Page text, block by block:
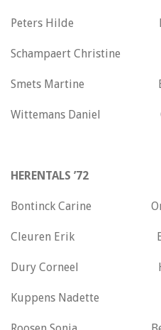
Peters Hilde
Schampaert Christine
Smets Martine
Wittemans Daniel
HERENTALS ’72
Bontinck Carine
Cleuren Erik
Dury Corneel
Kuppens Nadette